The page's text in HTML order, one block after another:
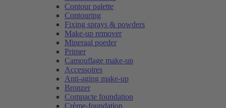
Contour palette
Contouring
Fixing sprays & powders
Make-up remover
Mineraal poeder
Primer
Camouflage make-up
Accessoires
Anti-aging make-up
Bronzer
Compacte foundation
Crème-foundation